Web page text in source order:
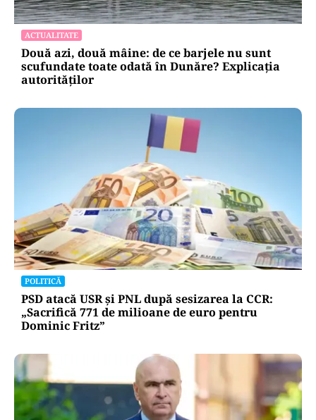
ACTUALITATE
Două azi, două mâine: de ce barjele nu sunt
scufundate toate odată în Dunăre? Explicația
autorităților
POLITICĂ
PSD atacă USR și PNL după sesizarea la CCR:
„Sacrifică 771 de milioane de euro pentru
Dominic Fritz”